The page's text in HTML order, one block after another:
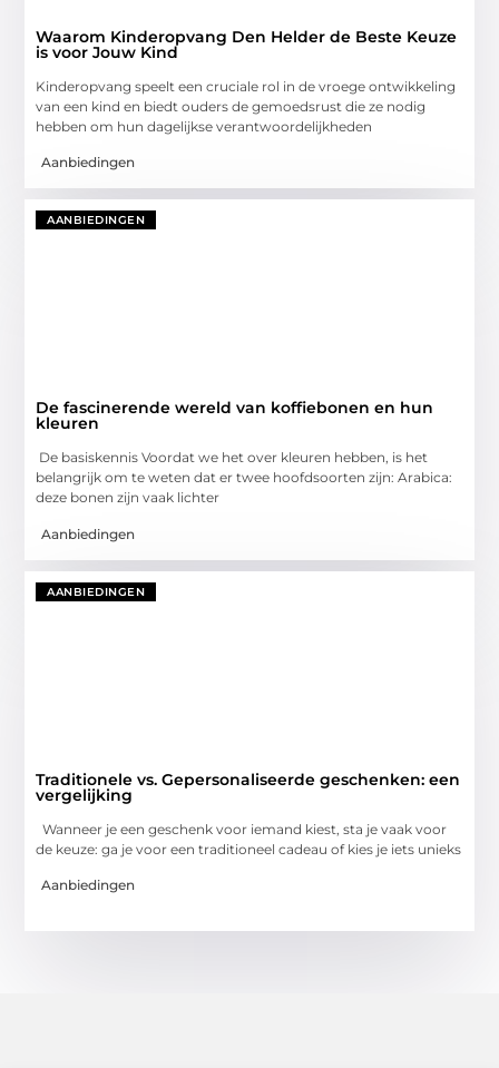
Waarom Kinderopvang Den Helder de Beste Keuze
is voor Jouw Kind
Kinderopvang speelt een cruciale rol in de vroege ontwikkeling
van een kind en biedt ouders de gemoedsrust die ze nodig
hebben om hun dagelijkse verantwoordelijkheden
Aanbiedingen
AANBIEDINGEN
De fascinerende wereld van koffiebonen en hun
kleuren
De basiskennis Voordat we het over kleuren hebben, is het
belangrijk om te weten dat er twee hoofdsoorten zijn: Arabica:
deze bonen zijn vaak lichter
Aanbiedingen
AANBIEDINGEN
Traditionele vs. Gepersonaliseerde geschenken: een
vergelijking
Wanneer je een geschenk voor iemand kiest, sta je vaak voor
de keuze: ga je voor een traditioneel cadeau of kies je iets unieks
Aanbiedingen